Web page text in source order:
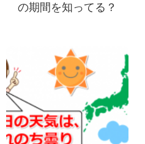
の期間を知ってる？